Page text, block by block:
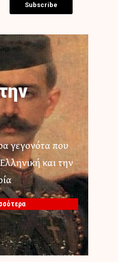
Subscribe
γεγονότα που
και την